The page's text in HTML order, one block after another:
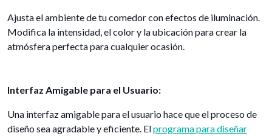
Ajusta el ambiente de tu comedor con efectos de iluminación.
Modifica la intensidad, el color y la ubicación para crear la
atmósfera perfecta para cualquier ocasión.
Interfaz Amigable para el Usuario:
Una interfaz amigable para el usuario hace que el proceso de
diseño sea agradable y eficiente. Elprograma para diseñar